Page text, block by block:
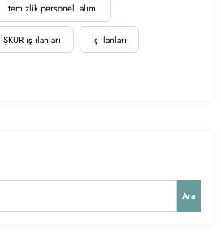
temizlik personeli alımı
İŞKUR iş ilanları İş İlanları
Ara